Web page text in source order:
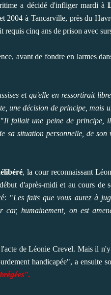
a décidé d'infliger mardi à
2004 à Tancarville, près du
requis cinq ans de prison avec
avant de fondre en larmes
et qu'elle en ressortirait libre
une décision de principe, mais
Il fallait une peine de principe,
sa situation personnelle, de son
, la cour reconnaissant
d'après-midi et au cours de
"Les faits que vous aurez à
car, humainement, on est
de Léonie Crevel. Mais il n'y
handicapée", a ensuite